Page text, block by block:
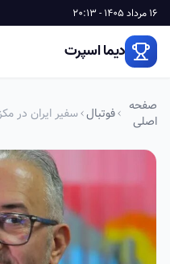
16 مرداد 1405 - 20:13
دیما اسپرت
صفحه
اصلی
فوتبال سفیر ایران در